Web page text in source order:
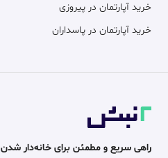
خرید آپارتمان در پیروزی
خرید آپارتمان در پاسداران
راهی سریع و مطمئن برای خانه‌دار شدن